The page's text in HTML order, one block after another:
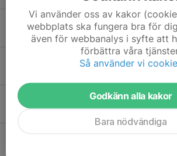
Region Väst anordnar
17 jan 2025
Målvaktscamp Furudal 9-11 Maj
Målvaktsdag I Säffle 30/12
22 nov 2023 0
Vi använder oss av kakor
webbplats ska fungera bra för
även för webbanalys i syfte att
förbättra våra
Så använder vi
Godkänn alla kakor
Bara nödvändiga